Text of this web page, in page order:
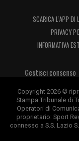
SCARICA L’APP
PRIVACY
INFORMATIVA
Gestisci consenso
Copyright 2026 ©
Stampa Tribunale di
Operatori di
proprietario: Sport
connesso a S.S. Lazio